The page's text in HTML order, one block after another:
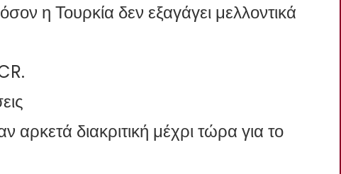
η Τουρκία δεν εξαγάγει μελλοντικά
διακριτική μέχρι τώρα για το